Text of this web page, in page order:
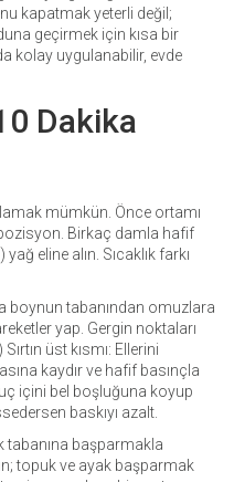
kapatmak yeterli değil;
geçirmek için kısa bir
kolay uygulanabilir, evde
Dakika
mümkün. Önce ortamı
pozisyon. Birkaç damla hafif
eline alın. Sıcaklık farkı
boynun tabanından omuzlara
yap. Gergin noktaları
üst kısmı: Ellerini
kaydır ve hafif basınçla
içini bel boşluğuna koyup
baskıyı azalt.
tabanına başparmakla
topuk ve ayak başparmak